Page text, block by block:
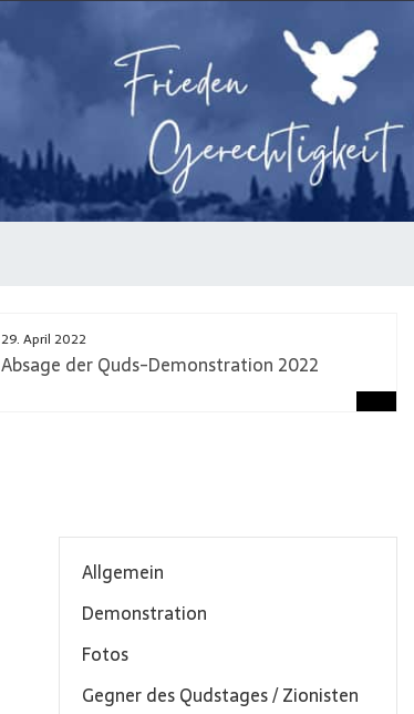
29. April 2022
Absage der Quds-Demonstration 2022
Allgemein
Demonstration
Fotos
Gegner des Qudstages / Zionisten